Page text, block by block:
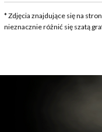
* Zdjęcia znajdujące się na
nieznacznie różnić się szatą